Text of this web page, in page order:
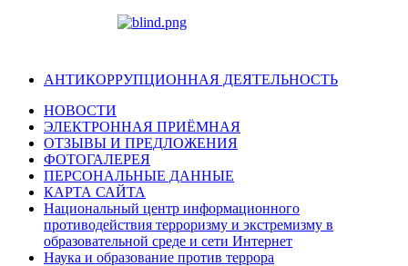
АНТИКОРРУПЦИОННАЯ ДЕЯТЕЛЬНОСТЬ
НОВОСТИ
ЭЛЕКТРОННАЯ ПРИЁМНАЯ
ОТЗЫВЫ И ПРЕДЛОЖЕНИЯ
ФОТОГАЛЕРЕЯ
ПЕРСОНАЛЬНЫЕ ДАННЫЕ
КАРТА САЙТА
Национальный центр информационного
противодействия терроризму и экстремизму в
образовательной среде и сети Интернет
Наука и образование против террора